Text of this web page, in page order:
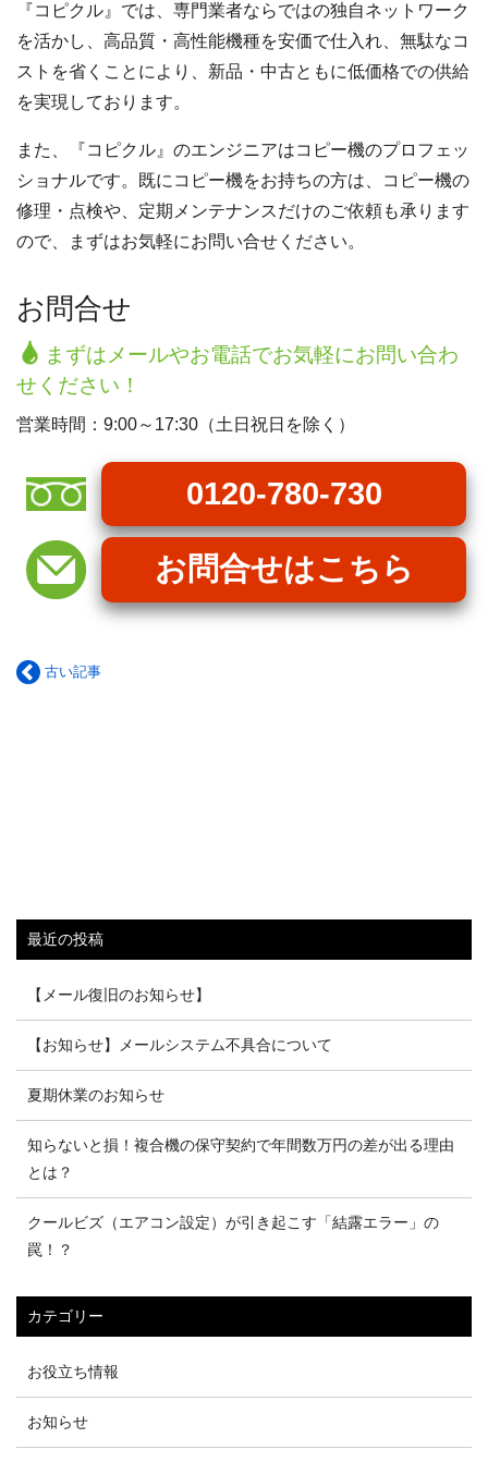
『コピクル』では、専門業者ならではの独自ネットワーク
を活かし、高品質・高性能機種を安価で仕入れ、無駄なコ
ストを省くことにより、新品・中古ともに低価格での供給
を実現しております。
また、『コピクル』のエンジニアはコピー機のプロフェッ
ショナルです。既にコピー機をお持ちの方は、コピー機の
修理・点検や、定期メンテナンスだけのご依頼も承ります
ので、まずはお気軽にお問い合せください。
お問合せ
まずはメールやお電話でお気軽にお問い合わ
せください！
営業時間：9:00～17:30（土日祝日を除く）
0120-780-730
お問合せはこちら
古い記事
最近の投稿
【メール復旧のお知らせ】
【お知らせ】メールシステム不具合について
夏期休業のお知らせ
知らないと損！複合機の保守契約で年間数万円の差が出る理由
とは？
クールビズ（エアコン設定）が引き起こす「結露エラー」の
罠！？
カテゴリー
お役立ち情報
お知らせ